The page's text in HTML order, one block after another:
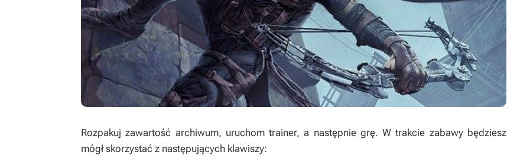
Rozpakuj zawartość archiwum, uruchom trainer, a następnie grę. W trakcie zabawy będziesz
mógł skorzystać z następujących klawiszy: